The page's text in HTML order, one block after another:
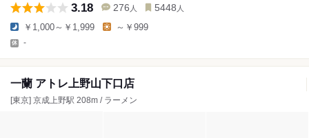
3.18 276 人 5448 人
￥1,000～￥1,999 ～￥999
-
一蘭 アトレ上野山下口店
[東京] 京成上野駅 208m / ラーメン